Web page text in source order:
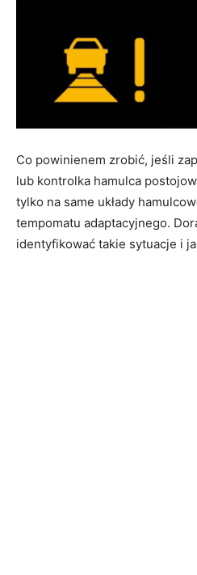
Co powinienem zrobić, jeśli
lub kontrolka hamulca
tylko na same układy
tempomatu adaptacyjnego.
identyfikować takie sytuacje i